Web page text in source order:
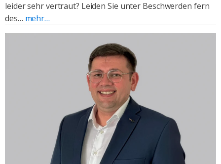
leider sehr vertraut? Leiden Sie unter Beschwerden fern
des… mehr…